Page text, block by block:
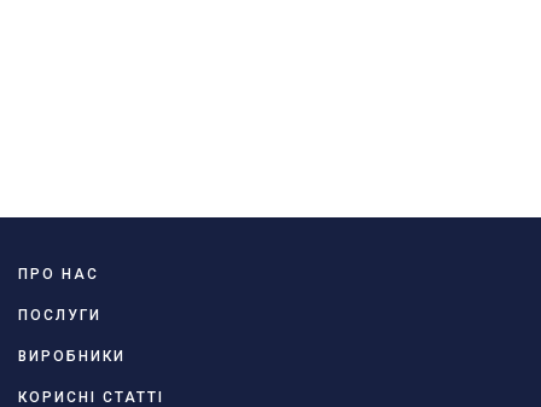
ПРО НАС
ПОСЛУГИ
ВИРОБНИКИ
КОРИСНІ СТАТТІ